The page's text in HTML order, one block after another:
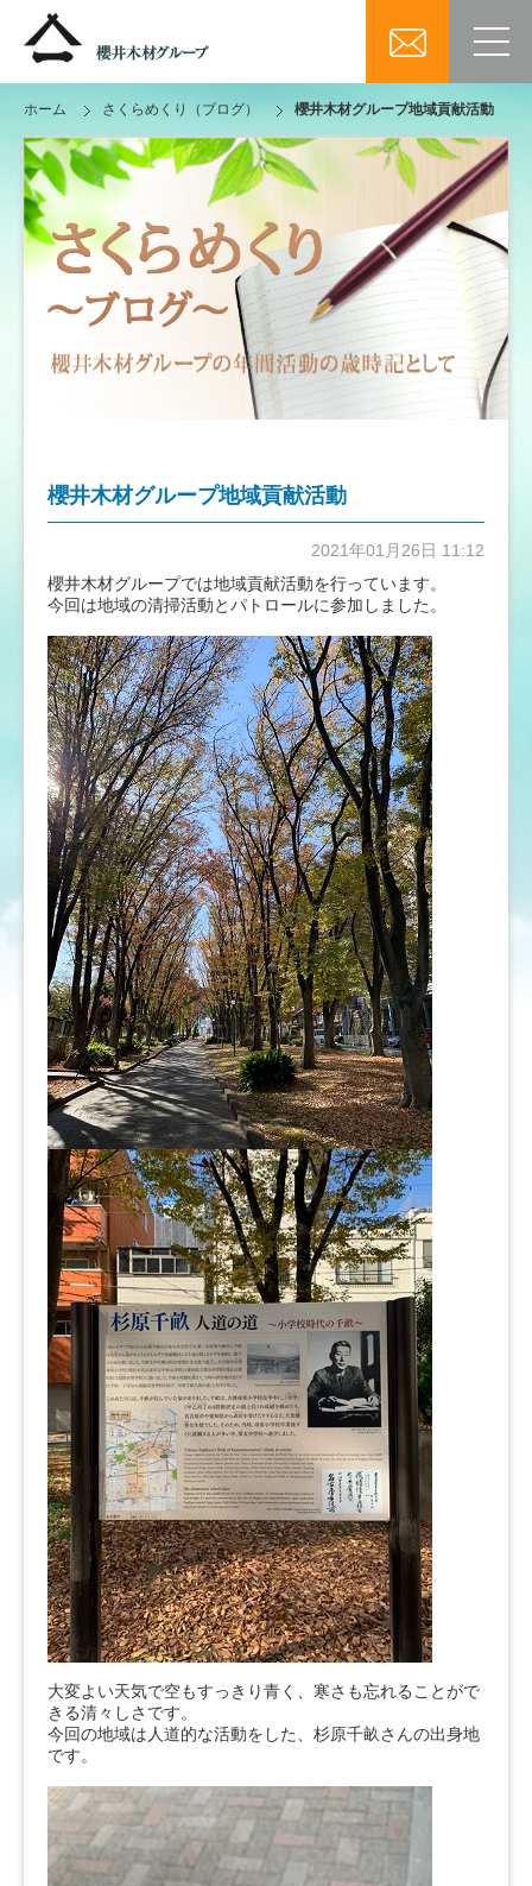
ホーム さくらめくり（ブログ） 櫻井木材グループ地域貢献活動
櫻井木材グループ地域貢献活動
2021年01月26日 11:12
櫻井木材グループでは地域貢献活動を行っています。
今回は地域の清掃活動とパトロールに参加しました。
大変よい天気で空もすっきり青く、寒さも忘れることがで
きる清々しさです。
今回の地域は人道的な活動をした、杉原千畝さんの出身地
です。